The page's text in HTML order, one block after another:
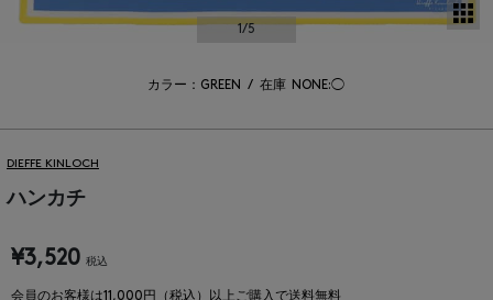
1/5
カラー：GREEN / 在庫 NONE:◯
DIEFFE KINLOCH
ハンカチ
¥3,520 税込
会員のお客様は11,000円（税込）以上ご購入で送料無料